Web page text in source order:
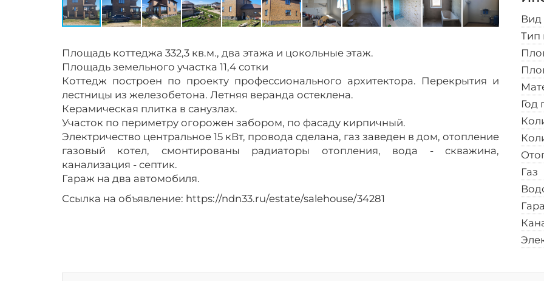
Площадь коттеджа 332,3 кв.м., два этажа и цокольные этаж.
Площадь земельного участка 11,4 сотки
Коттедж построен по проекту профессионального архитектора. Перекрытия и
лестницы из железобетона. Летняя веранда остеклена.
Керамическая плитка в санузлах.
Участок по периметру огорожен забором, по фасаду кирпичный.
Электричество центральное 15 кВт, провода сделана, газ заведен в дом, отопление
газовый котел, смонтированы радиаторы отопления, вода - скважина,
канализация - септик.
Гараж на два автомобиля.
Ссылка на объявление: https://ndn33.ru/estate/salehouse/34281
Вид
Тип
Год
Газ